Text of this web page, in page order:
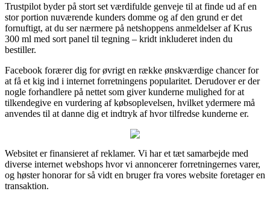
Trustpilot byder på stort set værdifulde genveje til at finde ud af en
stor portion nuværende kunders domme og af den grund er det
fornuftigt, at du ser nærmere på netshoppens anmeldelser af Krus
300 ml med sort panel til tegning – kridt inkluderet inden du
bestiller.
Facebook forærer dig for øvrigt en række ønskværdige chancer for
at få et kig ind i internet forretningens popularitet. Derudover er der
nogle forhandlere på nettet som giver kunderne mulighed for at
tilkendegive en vurdering af købsoplevelsen, hvilket ydermere må
anvendes til at danne dig et indtryk af hvor tilfredse kunderne er.
Websitet er finansieret af reklamer. Vi har et tæt samarbejde med
diverse internet webshops hvor vi annoncerer forretningernes varer,
og høster honorar for så vidt en bruger fra vores website foretager en
transaktion.